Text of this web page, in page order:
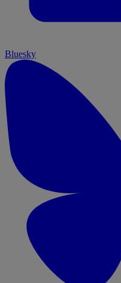
Bluesky